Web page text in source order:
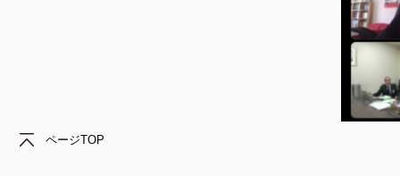
ページTOP